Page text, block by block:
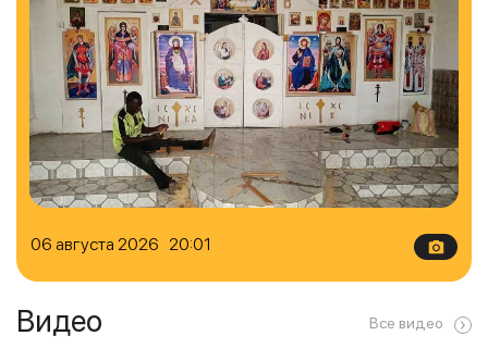
06 августа 2026 20:01
Видео Все видео